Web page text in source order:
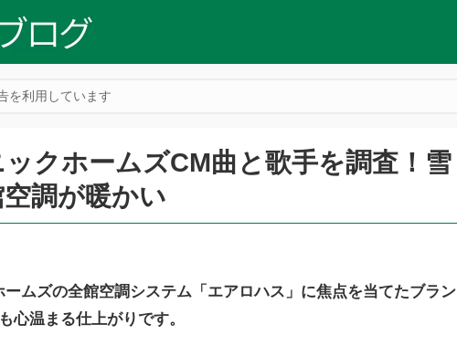
を利用しています
クホームズCM曲と歌手を調査！雪
調が暖かい
ムズの全館空調システム「エアロハス」に焦点を当てたブラン
心温まる仕上がりです。